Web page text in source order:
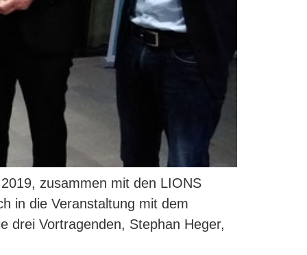
zusammen mit den LIONS
in die Veranstaltung mit dem
drei Vortragenden, Stephan Heger,